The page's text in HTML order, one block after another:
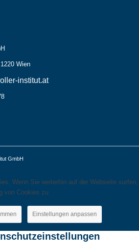
Wien
institut.at
GmbH
Wenn Sie weiterhin auf der Webseite surfen,
von Cookies zu.
Einstellungen anpassen